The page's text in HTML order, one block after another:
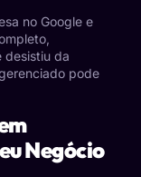
no Google e
desistiu da
pode
Negócio